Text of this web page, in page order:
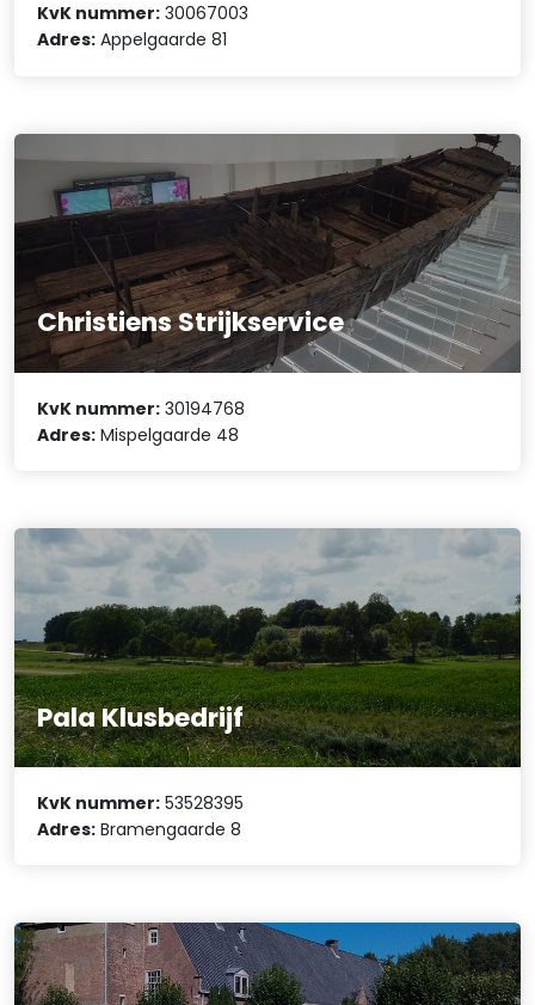
KvK nummer: 30067003
Adres: Appelgaarde 81
Christiens Strijkservice
KvK nummer: 30194768
Adres: Mispelgaarde 48
Pala Klusbedrijf
KvK nummer: 53528395
Adres: Bramengaarde 8